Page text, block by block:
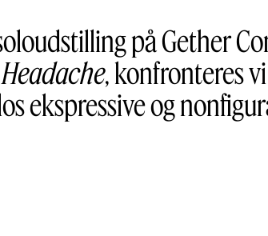
på Gether
, konfronteres
ekspressive og